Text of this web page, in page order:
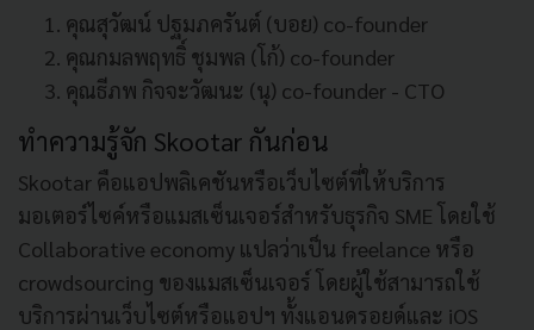
คุณสุวัฒน์ ปฐมภครันต์ (บอย) co-founder
คุณกมลพฤทธิ์ ชุมพล (โก้) co-founder
คุณธีภพ กิจจะวัฒนะ (นุ) co-founder - CTO
ทำความรู้จัก Skootar กันก่อน
Skootar คือแอปพลิเคชันหรือเว็บไซต์ที่ให้บริการ
มอเตอร์ไซค์หรือแมสเซ็นเจอร์สำหรับธุรกิจ SME โดยใช้
Collaborative economy แปลว่าเป็น freelance หรือ
crowdsourcing ของแมสเซ็นเจอร์ โดยผู้ใช้สามารถใช้
บริการผ่านเว็บไซต์หรือแอปฯ ทั้งแอนดรอยด์และ iOS